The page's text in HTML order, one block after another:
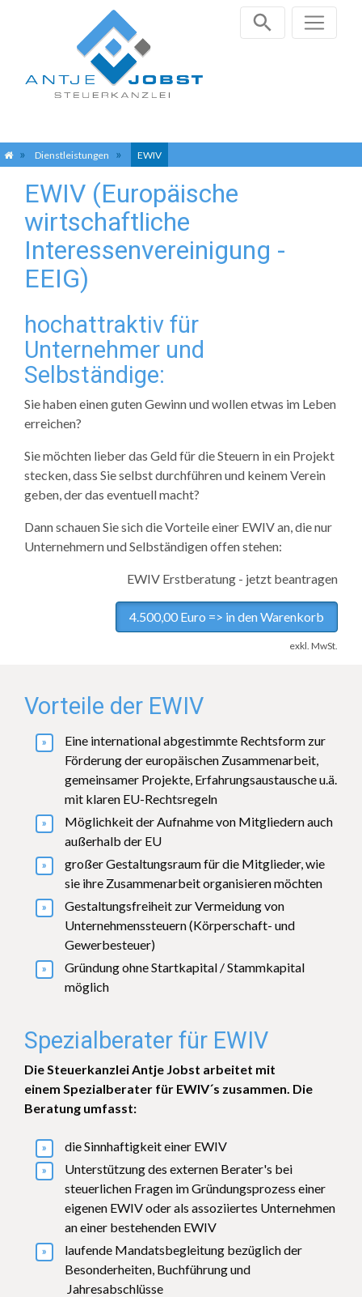
Zum
Inhalt
springen
Dienstleistungen EWIV
EWIV (Europäische
wirtschaftliche
Interessenvereinigung -
EEIG)
hochattraktiv für
Unternehmer und
Selbständige:
Sie haben einen guten Gewinn und wollen etwas im Leben
erreichen?
Sie möchten lieber das Geld für die Steuern in ein Projekt
stecken, dass Sie selbst durchführen und keinem Verein
geben, der das eventuell macht?
Dann schauen Sie sich die Vorteile einer EWIV an, die nur
Unternehmern und Selbständigen offen stehen:
EWIV Erstberatung - jetzt beantragen
4.500,00 Euro => in den Warenkorb
exkl. MwSt.
Vorteile der EWIV
Eine international abgestimmte Rechtsform zur
Förderung der europäischen Zusammenarbeit,
gemeinsamer Projekte, Erfahrungsaustausche u.ä.
mit klaren EU-Rechtsregeln
Möglichkeit der Aufnahme von Mitgliedern auch
außerhalb der EU
großer Gestaltungsraum für die Mitglieder, wie
sie ihre Zusammenarbeit organisieren möchten
Gestaltungsfreiheit zur Vermeidung von
Unternehmenssteuern (Körperschaft- und
Gewerbesteuer)
Gründung ohne Startkapital / Stammkapital
möglich
Spezialberater für EWIV
Die Steuerkanzlei Antje Jobst arbeitet mit
einem Spezialberater für EWIV´s zusammen. Die
Beratung umfasst:
die Sinnhaftigkeit einer EWIV
Unterstützung des externen Berater's bei
steuerlichen Fragen im Gründungsprozess einer
eigenen EWIV oder als assoziiertes Unternehmen
an einer bestehenden EWIV
laufende Mandatsbegleitung bezüglich der
Besonderheiten, Buchführung und
Jahresabschlüsse